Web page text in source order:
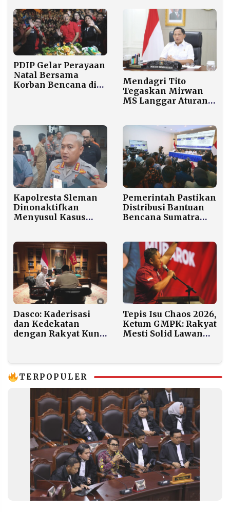
Tengah Malam
PDIP Gelar Perayaan
Natal Bersama
Korban Bencana di
Mendagri Tito
Tegaskan Mirwan
MS Langgar Aturan,
Sementara
Kapolresta Sleman
Dinonaktifkan
Menyusul Kasus
Pemerintah Pastikan
Distribusi Bantuan
Bencana Sumatra
Dasco: Kaderisasi
dan Kedekatan
dengan Rakyat Kunci
Tepis Isu Chaos 2026,
Ketum GMPK: Rakyat
Mesti Solid Lawan
TERPOPULER